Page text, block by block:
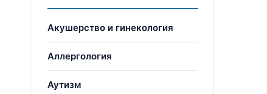
Акушерство и гинекология
Аллергология
Аутизм